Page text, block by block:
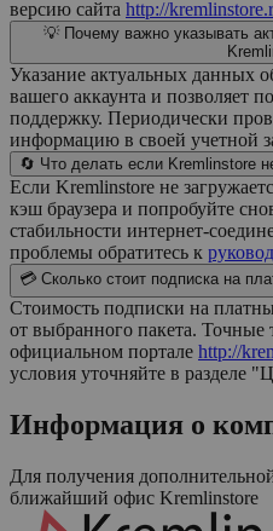
версию сайта http://
💡 Почему важно указывать
Указание актуальных данных
вашего аккаунта и позволяет
поддержку. Периодически
информацию в своей учетной
🔄 Что делать если Kremlinstore
Если Kremlinstore не
кэш браузера и попробуйте
стабильности интернет-
проблемы обратитесь к
💳 Сколько стоит подписка на
Стоимость подписки на
от выбранного пакета.
официальном портале http://
условия уточняйте в разделе
Информация о
Для получения
ближайший офис Kremlinstore